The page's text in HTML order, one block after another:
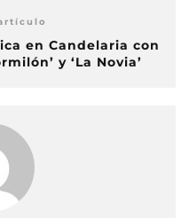
en Candelaria con
y ‘La Novia’